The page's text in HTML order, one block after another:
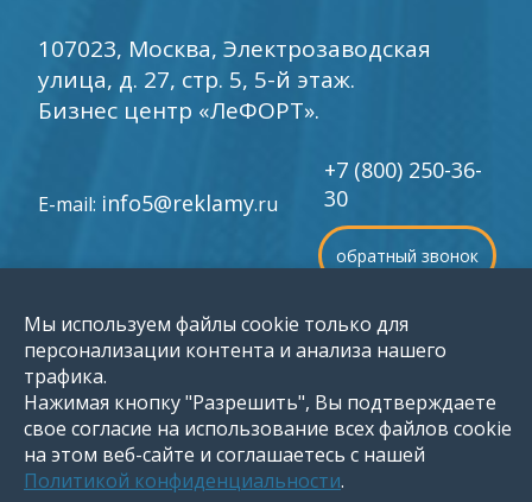
107023, Москва, Электрозаводская
улица, д. 27, стр. 5, 5-й этаж.
Бизнес центр «ЛеФОРТ».
E-mail: info5@reklamy.ru
обратный звонок
+7 (800) 250-36-
30
© 1996-2026 Группа компаний «Мир рекламы»
Мы используем файлы cookie только для
персонализации контента и анализа нашего
трафика.
Нажимая кнопку "Разрешить", Вы подтверждаете
свое согласие на использование всех файлов cookie
на этом веб-сайте и соглашаетесь с нашей
Политикой конфиденциальности.